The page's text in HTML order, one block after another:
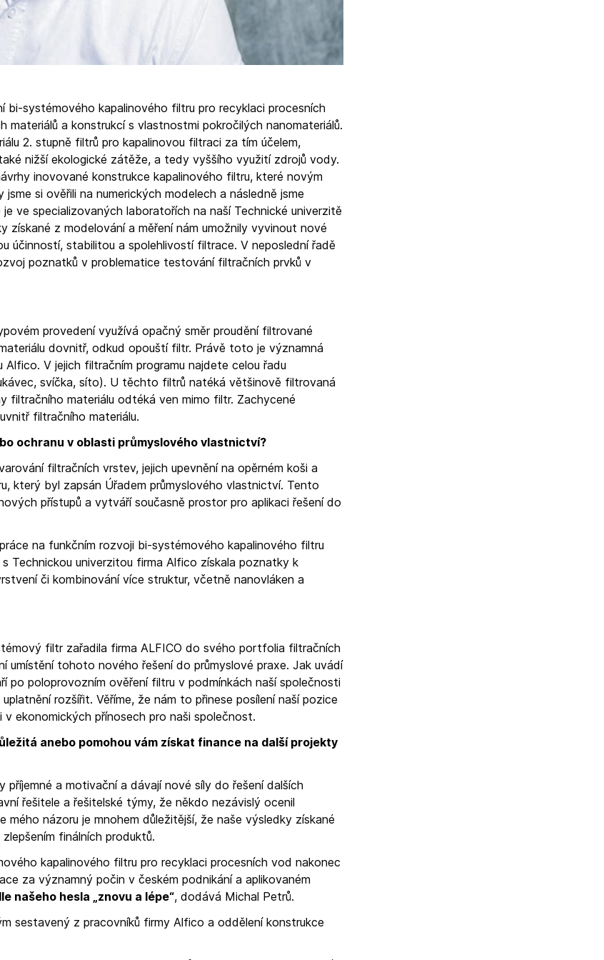
bi-systémového kapalinového filtru pro recyklaci procesních
a konstrukcí s vlastnostmi pokročilých nanomateriálů.
2. stupně filtrů pro kapalinovou filtraci za tím účelem,
nižší ekologické zátěže, a tedy vyššího využití zdrojů vody.
inovované konstrukce kapalinového filtru, které novým
si ověřili na numerických modelech a následně jsme
ve specializovaných laboratořích na naší Technické univerzitě
získané z modelování a měření nám umožnily vyvinout nové
účinností, stabilitou a spolehlivostí filtrace. V neposlední řadě
poznatků v problematice testování filtračních prvků v
provedení využívá opačný směr proudění filtrované
dovnitř, odkud opouští filtr. Právě toto je významná
V jejich filtračním programu najdete celou řadu
svíčka, síto). U těchto filtrů natéká většinově filtrovaná
filtračního materiálu odtéká ven mimo filtr. Zachycené
filtračního materiálu.
ochranu v oblasti průmyslového vlastnictví?
filtračních vrstev, jejich upevnění na opěrném koši a
který byl zapsán Úřadem průmyslového vlastnictví. Tento
přístupů a vytváří současně prostor pro aplikaci řešení do
na funkčním rozvoji bi-systémového kapalinového filtru
Technickou univerzitou firma Alfico získala poznatky k
či kombinování více struktur, včetně nanovláken a
filtr zařadila firma ALFICO do svého portfolia filtračních
tohoto nového řešení do průmyslové praxe. Jak uvádí
po poloprovozním ověření filtru v podmínkách naší společnosti
rozšířit. Věříme, že nám to přinese posílení naší pozice
ekonomických přínosech pro naši společnost.
anebo pomohou vám získat finance na další projekty
a motivační a dávají nové síly do řešení dalších
řešitele a řešitelské týmy, že někdo nezávislý ocenil
mého názoru je mnohem důležitější, že naše výsledky získané
finálních produktů.
kapalinového filtru pro recyklaci procesních vod nakonec
za významný počin v českém podnikání a aplikovaném
našeho hesla „znovu a lépe“, dodává Michal Petrů.
sestavený z pracovníků firmy Alfico a oddělení konstrukce